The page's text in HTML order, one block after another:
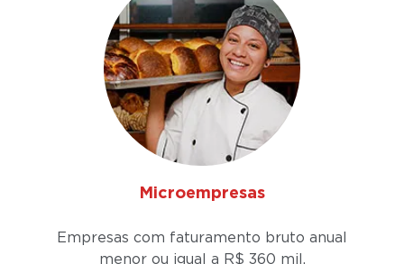
Microempresas
Empresas com faturamento bruto anual
menor ou igual a R$ 360 mil.